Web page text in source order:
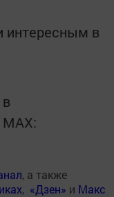
в
MАХ:
, а также
, «Дзен» и Макс